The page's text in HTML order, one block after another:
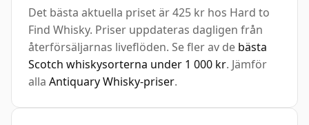
Det bästa aktuella priset är 425 kr hos Hard to
Find Whisky. Priser uppdateras dagligen från
återförsäljarnas liveflöden. Se fler av de bästa
Scotch whiskysorterna under 1 000 kr. Jämför
alla Antiquary Whisky-priser.